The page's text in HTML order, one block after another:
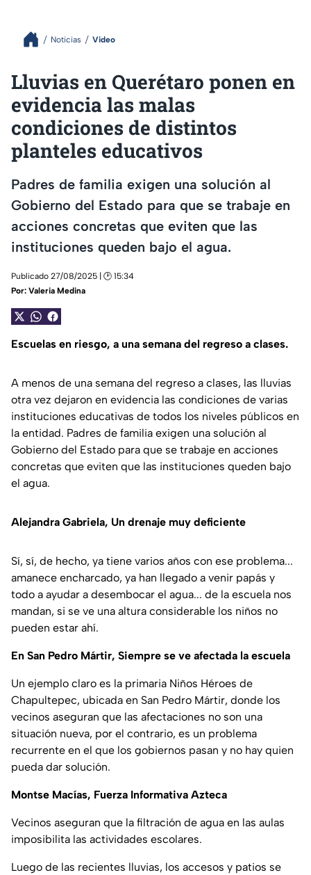
Noticias Video
Lluvias en Querétaro ponen en
evidencia las malas
condiciones de distintos
planteles educativos
Padres de familia exigen una solución al
Gobierno del Estado para que se trabaje en
acciones concretas que eviten que las
instituciones queden bajo el agua.
Publicado 27/08/2025 | 🕑 15:34
Por: Valeria Medina
Escuelas en riesgo, a una semana del regreso a clases.
A menos de una semana del regreso a clases, las lluvias
otra vez dejaron en evidencia las condiciones de varias
instituciones educativas de todos los niveles públicos en
la entidad. Padres de familia exigen una solución al
Gobierno del Estado para que se trabaje en acciones
concretas que eviten que las instituciones queden bajo
el agua.
Alejandra Gabriela, Un drenaje muy deficiente
Sí, sí, de hecho, ya tiene varios años con ese problema...
amanece encharcado, ya han llegado a venir papás y
todo a ayudar a desembocar el agua... de la escuela nos
mandan, si se ve una altura considerable los niños no
pueden estar ahí.
En San Pedro Mártir, Siempre se ve afectada la escuela
Un ejemplo claro es la primaria Niños Héroes de
Chapultepec, ubicada en San Pedro Mártir, donde los
vecinos aseguran que las afectaciones no son una
situación nueva, por el contrario, es un problema
recurrente en el que los gobiernos pasan y no hay quien
pueda dar solución.
Montse Macías, Fuerza Informativa Azteca
Vecinos aseguran que la filtración de agua en las aulas
imposibilita las actividades escolares.
Luego de las recientes lluvias, los accesos y patios se